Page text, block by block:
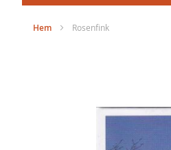
Hem Rosenfink